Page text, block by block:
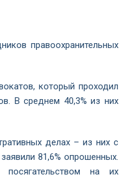
правоохранительных
который проходил
В среднем 40,3% из них
делах – из них с
81,6% опрошенных.
на их